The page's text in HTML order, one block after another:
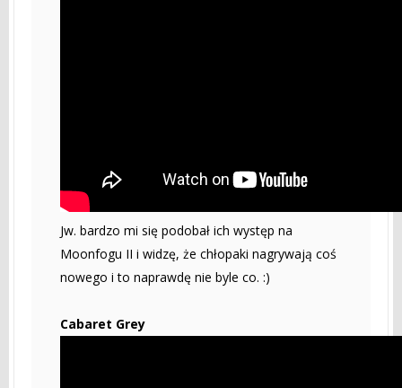
Jw. bardzo mi się podobał ich występ na
Moonfogu II i widzę, że chłopaki nagrywają coś
nowego i to naprawdę nie byle co. :)
Cabaret Grey